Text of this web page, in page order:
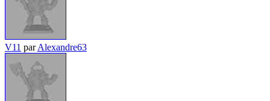
V11 parAlexandre63